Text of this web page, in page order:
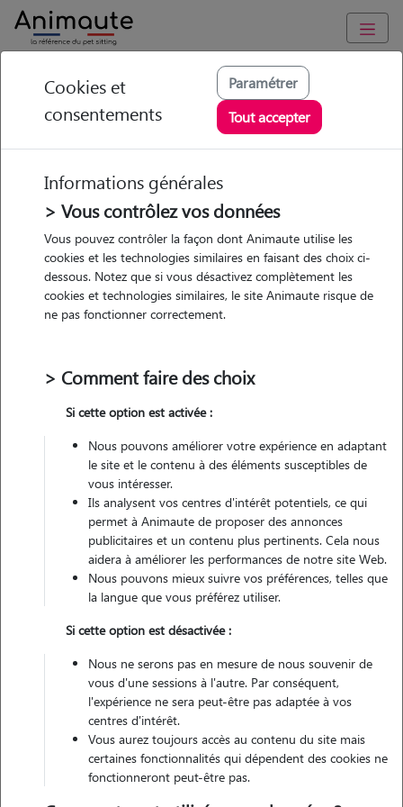
Animaute Grand-Est Pogny
Julie - Petsitter à
ECURY SUR COOLE
• 20 ans
Non véhiculé
Contacter
L'envoi d'une demande est sans engagement
Cookies et
consentements
Paramétrer
Tout accepter
Informations générales
> Vous contrôlez vos données
Vous pouvez contrôler la façon dont Animaute utilise les
cookies et les technologies similaires en faisant des choix ci-
dessous. Notez que si vous désactivez complètement les
cookies et technologies similaires, le site Animaute risque de
ne pas fonctionner correctement.
> Comment faire des choix
Si cette option est activée :
Nous pouvons améliorer votre expérience en adaptant
le site et le contenu à des éléments susceptibles de
vous intéresser.
Ils analysent vos centres d'intérêt potentiels, ce qui
permet à Animaute de proposer des annonces
publicitaires et un contenu plus pertinents. Cela nous
aidera à améliorer les performances de notre site Web.
Nous pouvons mieux suivre vos préférences, telles que
la langue que vous préférez utiliser.
Si cette option est désactivée :
Nous ne serons pas en mesure de nous souvenir de
vous d'une sessions à l'autre. Par conséquent,
l'expérience ne sera peut-être pas adaptée à vos
centres d'intérêt.
Vous aurez toujours accès au contenu du site mais
certaines fonctionnalités qui dépendent des cookies ne
fonctionneront peut-être pas.